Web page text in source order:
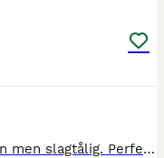
Skön väst som skyddar ryggen. Tunn men slagtålig. Perfekt på sommaren. Level 3. Storlek L, axel - midja 40-45cm.